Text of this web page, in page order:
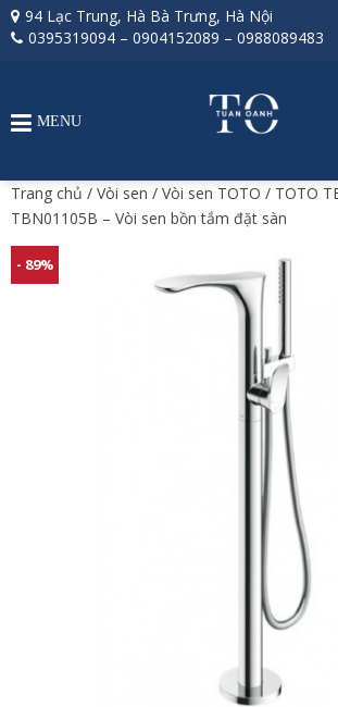
94 Lạc Trung, Hà Bà Trưng, Hà Nội
0395319094 – 0904152089 – 0988089483
MENU
Trang chủ / Vòi sen / Vòi sen TOTO / TOTO
TBN01105B – Vòi sen bồn tắm đặt sàn
- 89%